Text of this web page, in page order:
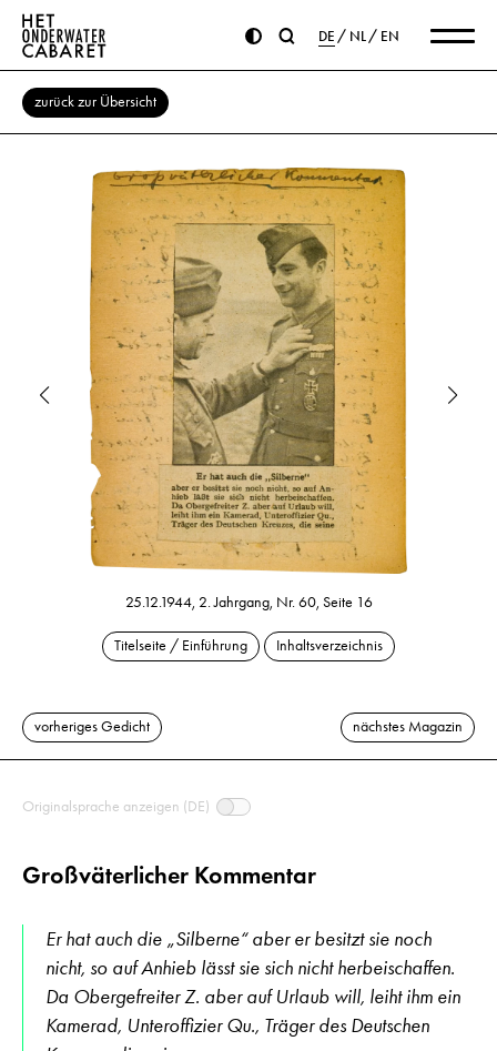
DE NL EN
zurück zur Übersicht
25.12.1944, 2. Jahrgang, Nr. 60, Seite 16
Titelseite / Einführung Inhaltsverzeichnis
vorheriges Gedicht nächstes Magazin
Originalsprache anzeigen (DE)
Großväterlicher Kommentar
Er hat auch die „Silberne“ aber er besitzt sie noch
nicht, so auf Anhieb lässt sie sich nicht herbeischaffen.
Da Obergefreiter Z. aber auf Urlaub will, leiht ihm ein
Kamerad, Unteroffizier Qu., Träger des Deutschen